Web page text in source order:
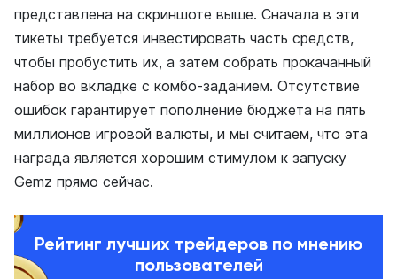
представлена на скриншоте выше. Сначала в эти
тикеты требуется инвестировать часть средств,
чтобы пробустить их, а затем собрать прокачанный
набор во вкладке с комбо-заданием. Отсутствие
ошибок гарантирует пополнение бюджета на пять
миллионов игровой валюты, и мы считаем, что эта
награда является хорошим стимулом к запуску
Gemz прямо сейчас.
Рейтинг лучших трейдеров по мнению
пользователей